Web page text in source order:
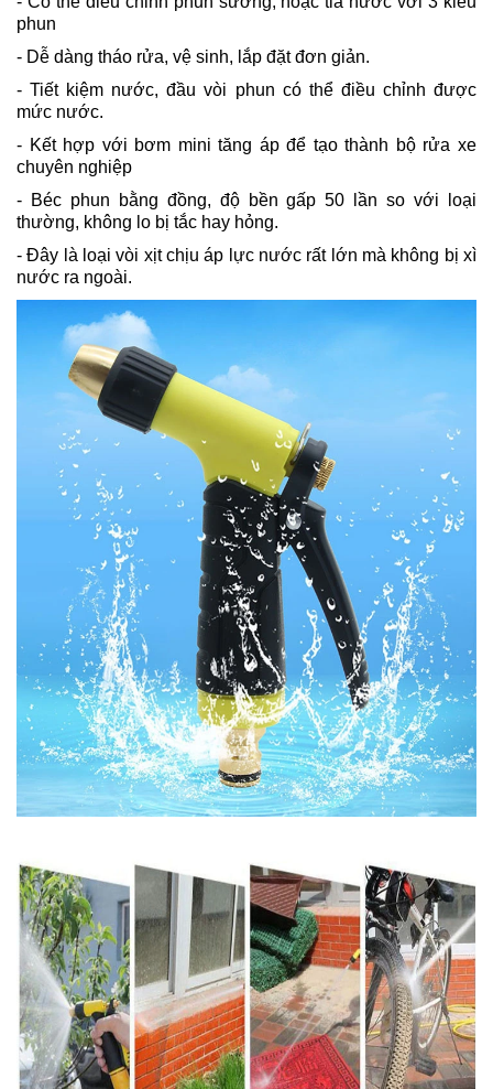
phun
- Dễ dàng tháo rửa, vệ sinh, lắp đặt đơn giản.
- Tiết kiệm nước, đầu vòi phun có thể điều chỉnh được
mức nước.
- Kết hợp với bơm mini tăng áp để tạo thành bộ rửa xe
chuyên nghiệp
- Béc phun bằng đồng, độ bền gấp 50 lần so với loại
thường, không lo bị tắc hay hỏng.
- Đây là loại vòi xịt chịu áp lực nước rất lớn mà không bị xì
nước ra ngoài.